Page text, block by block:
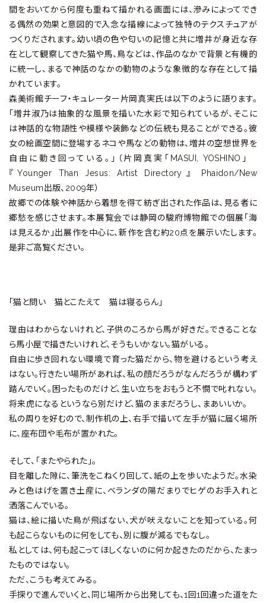
間をおいてから何度も重ねて描かれる画面には、滲みによってでき
る偶然の効果と意図的で入念な描線によって独特のテクスチュアが
つくりだされます。幼い頃の色や匂いの記憶と共に増井が身近な存
在として観察してきた猫や馬、鳥などは、作品のなかで背景と有機的
に統一し、まるで神話のなかの動物のような象徴的な存在として描
かれています。
森美術館チーフ・キュレーター片岡真実氏は以下のように語ります。
「増井淑乃は抽象的な風景を描いた水彩で知られているが、そこに
は神話的な物語性や模様や装飾などの伝統も見ることができる。彼
女の絵画空間に登場するネコや馬などの動物は、増井の空想世界を
自由に動き回っている。」（片岡真実「MASUI, YOSHINO」
『Younger Than Jesus: Artist Directory』 Phaidon/New
Museum出版、2009年）
故郷での体験や神話から着想を得て紡ぎ出された作品は、見る者に
郷愁を感じさせます。本展覧会では静岡の駿府博物館での個展「海
は見えるか」出展作を中心に、新作を含む約20点を展示いたします。
是非ご高覧ください。
「猫と問い 猫とこたえて 猫は寝るらん」
理由はわからないけれど、子供のころから馬が好きだ。できることな
ら馬小屋で描きたいけれど、そうもいかない。猫がいる。
自由に歩き回れない環境で育った猫だから、物を避けるという考え
はない。行きたい場所があれば、私の顔だろうがなんだろうが構わず
踏んでいく。困ったものだけど、生い立ちをおもうと不憫で叱れない。
将来虎になるというなら別だけど、猫のままだろうし、まあいいか。
私の周りを好むので、制作机の上、右手で描いて左手が猫に届く場所
に、座布団や毛布が置かれた。
そして、「またやられた」。
目を離した隙に、筆洗をこねくり回して、紙の上を歩いたようだ。水染
みと色はげを置き土産に、ベランダの陽だまりでヒゲのお手入れと
洒落こんでいる。
猫は、絵に描いた鳥が飛ばない、犬が吠えないことを知っている。何
も起こらないものに何をしても、別に腹が減るでもなし。
私としては、何も起こってほしくないのに何か起きたのだから、たまっ
たものではない。
ただ、こうも考えてみる。
手探りで進んでいくと、同じ場所から出発しても、1回1回違った道をた